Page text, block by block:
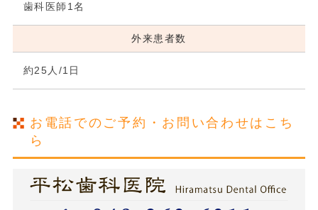
歯科医師1名
外来患者数
約25人/1日
お電話でのご予約・お問い合わせはこち
ら